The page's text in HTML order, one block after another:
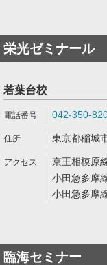
栄光ゼミナール
若葉台校
042-350-
東京都稲城
京王相模原
小田急多摩
小田急多摩
臨海セミナー